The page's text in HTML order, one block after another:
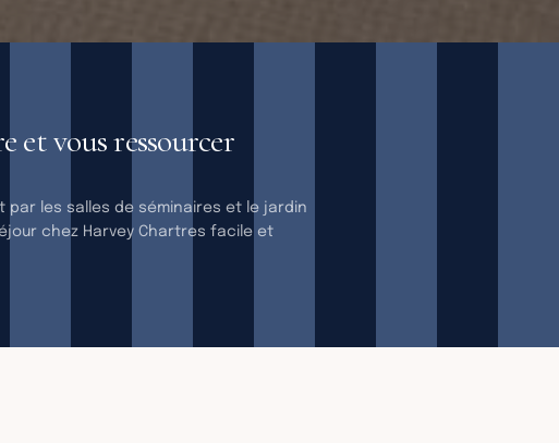
et vous ressourcer
les salles de séminaires et le jardin
chez Harvey Chartres facile et